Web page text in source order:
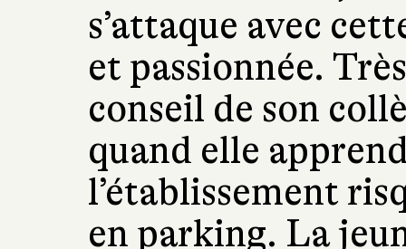
s’attaque avec
et passionnée.
conseil de son
quand elle
l’établissement
en parking. La